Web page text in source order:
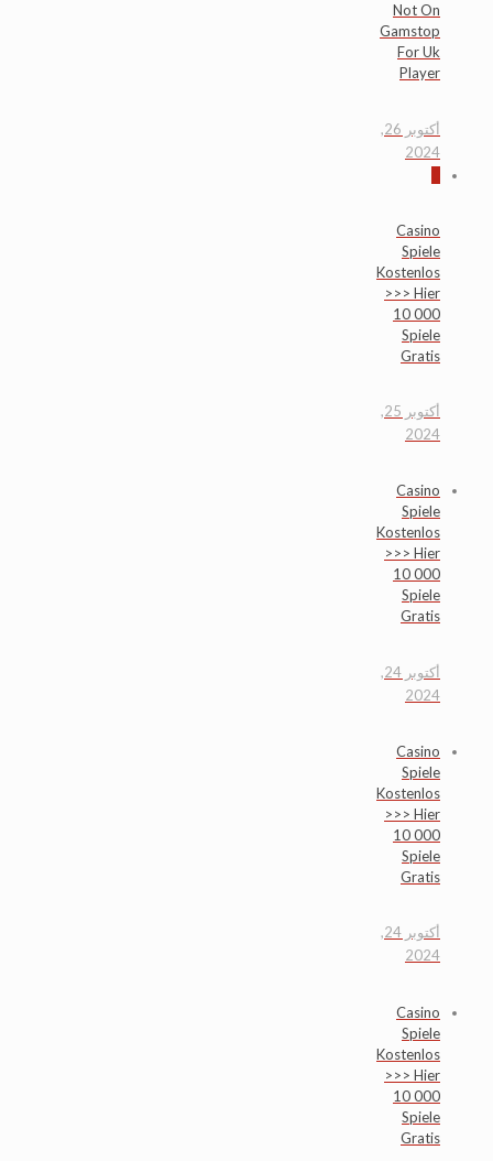
Not On
Gamstop
For Uk
Player
أكتوبر 26,
2024
Casino
Spiele
Kostenlos
>>> Hier
10 000
Spiele
Gratis
أكتوبر 25,
2024
Casino
Spiele
Kostenlos
>>> Hier
10 000
Spiele
Gratis
أكتوبر 24,
2024
Casino
Spiele
Kostenlos
>>> Hier
10 000
Spiele
Gratis
أكتوبر 24,
2024
Casino
Spiele
Kostenlos
>>> Hier
10 000
Spiele
Gratis